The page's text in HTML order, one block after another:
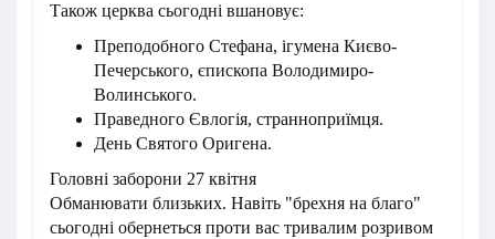
Також церква сьогодні вшановує:
Преподобного Стефана, ігумена Києво-
Печерського, єпископа Володимиро-
Волинського.
Праведного Євлогія, странноприїмця.
День Святого Оригена.
Головні заборони 27 квітня
Обманювати близьких. Навіть "брехня на благо"
сьогодні обернеться проти вас тривалим розривом